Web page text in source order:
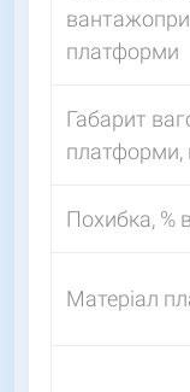
платформи
Габарит
Похибка, %
Матеріал